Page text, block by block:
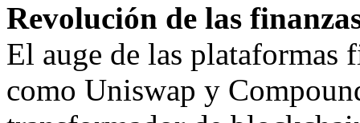
Revolución de las
El auge de las plataformas
como Uniswap y